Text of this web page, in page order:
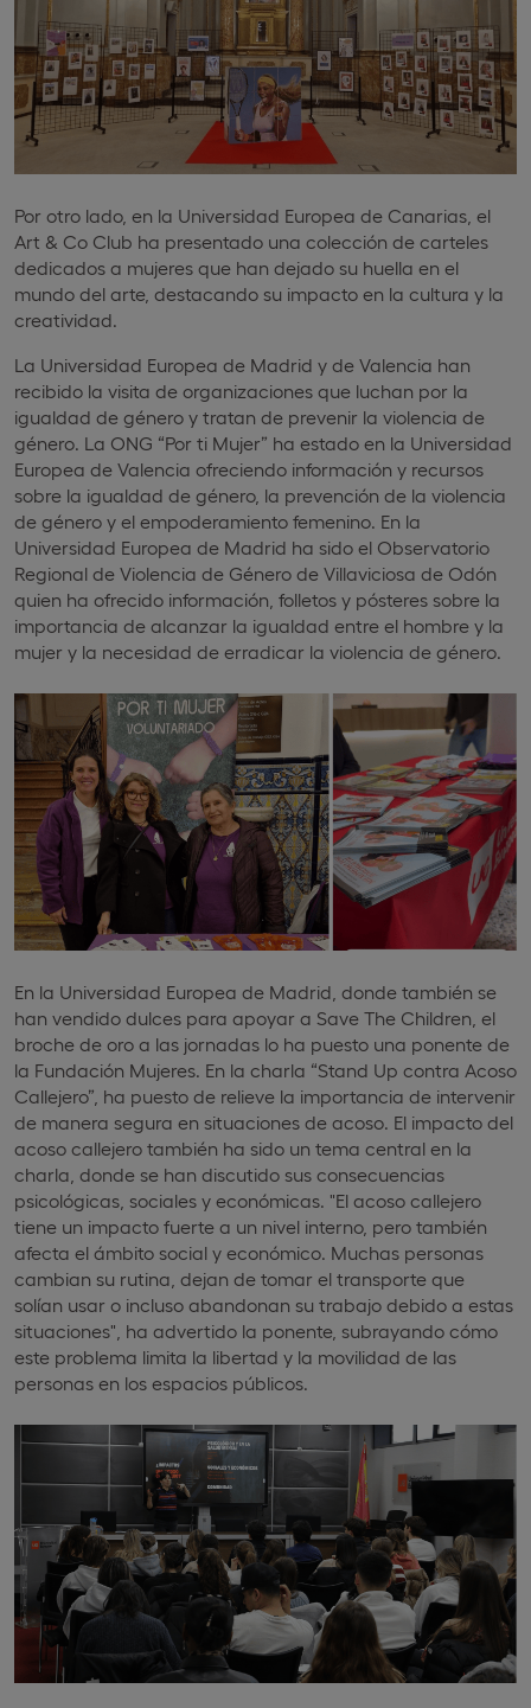
Por otro lado, en la Universidad Europea de Canarias, el
Art & Co Club ha presentado una colección de carteles
dedicados a mujeres que han dejado su huella en el
mundo del arte, destacando su impacto en la cultura y la
creatividad.
La Universidad Europea de Madrid y de Valencia han
recibido la visita de organizaciones que luchan por la
igualdad de género y tratan de prevenir la violencia de
género. La ONG “Por ti Mujer” ha estado en la Universidad
Europea de Valencia ofreciendo información y recursos
sobre la igualdad de género, la prevención de la violencia
de género y el empoderamiento femenino. En la
Universidad Europea de Madrid ha sido el Observatorio
Regional de Violencia de Género de Villaviciosa de Odón
quien ha ofrecido información, folletos y pósteres sobre la
importancia de alcanzar la igualdad entre el hombre y la
mujer y la necesidad de erradicar la violencia de género.
En la Universidad Europea de Madrid, donde también se
han vendido dulces para apoyar a Save The Children, el
broche de oro a las jornadas lo ha puesto una ponente de
la Fundación Mujeres. En la charla “Stand Up contra Acoso
Callejero”, ha puesto de relieve la importancia de intervenir
de manera segura en situaciones de acoso. El impacto del
acoso callejero también ha sido un tema central en la
charla, donde se han discutido sus consecuencias
psicológicas, sociales y económicas. "El acoso callejero
tiene un impacto fuerte a un nivel interno, pero también
afecta el ámbito social y económico. Muchas personas
cambian su rutina, dejan de tomar el transporte que
solían usar o incluso abandonan su trabajo debido a estas
situaciones", ha advertido la ponente, subrayando cómo
este problema limita la libertad y la movilidad de las
personas en los espacios públicos.